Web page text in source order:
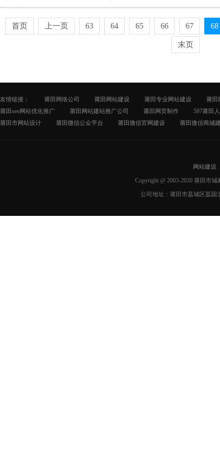
首页 上一页 63 64 65 66 67 68
末页
友情链接： 莆田网络公司 莆田网站建设 莆田专业网站建设
莆田
莆田seo网站优化推广
莆田网站建站推广公司 莆田网页制作
597莆田
莆田市网站设计
莆田微信公众平台 莆田微信官网建设 莆田微信商城
网站建设
Copyright @ 2003-2020 莆田市
公司地址：莆田市荔城区荔